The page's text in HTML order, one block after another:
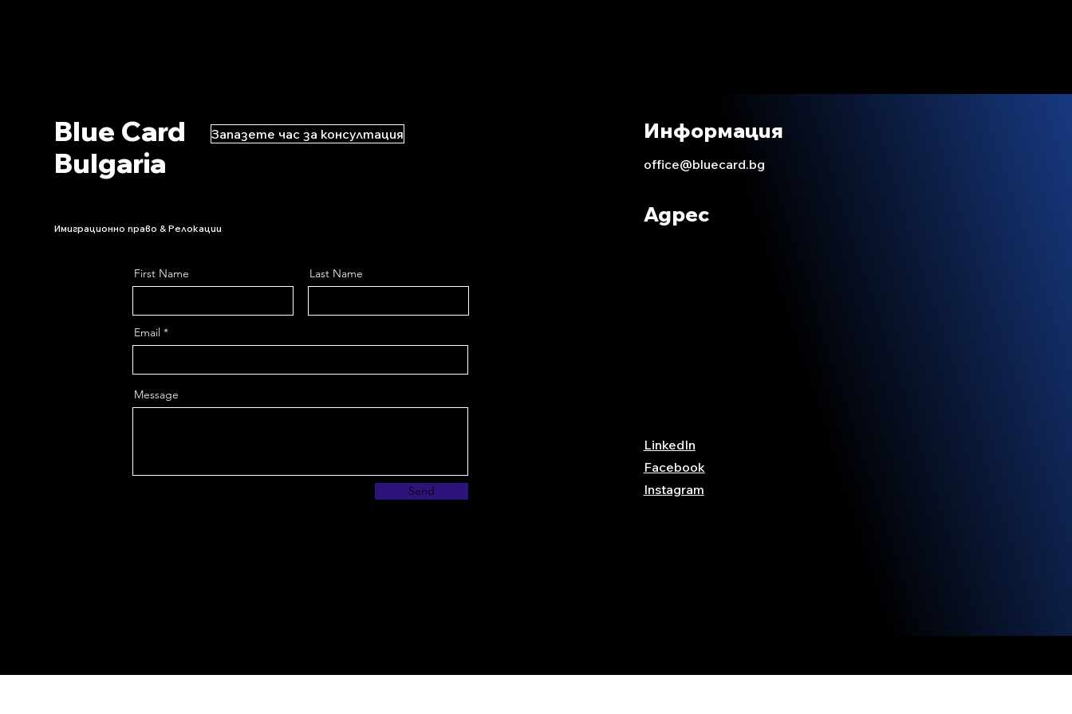
Blue Card
Bulgaria
Запазете час за консултация
Имиграционно право & Релокации
First Name Last Name
Email
Message
Send
Информация
office@bluecard.bg
Адрес
LinkedIn
Facebook
Instagram